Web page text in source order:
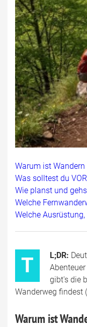
Warum ist
Was solltest du
Wie planst und
Welche
Welche
T L;DR:
gibt's die
Wanderweg findest
Warum ist